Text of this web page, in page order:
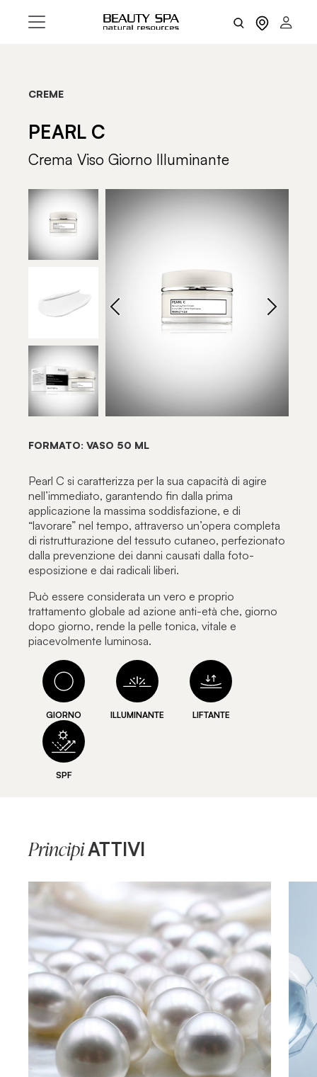
CREME
PEARL C
Crema Viso Giorno Illuminante
FORMATO: VASO 50 ML
Pearl C si caratterizza per la sua capacità di agire
nell’immediato, garantendo fin dalla prima
applicazione la massima soddisfazione, e di
“lavorare” nel tempo, attraverso un’opera completa
di ristrutturazione del tessuto cutaneo, perfezionato
dalla prevenzione dei danni causati dalla foto-
esposizione e dai radicali liberi.
Può essere considerata un vero e proprio
trattamento globale ad azione anti-età che, giorno
dopo giorno, rende la pelle tonica, vitale e
piacevolmente luminosa.
GIORNO ILLUMINANTE LIFTANTE
SPF
PrincipiATTIVI